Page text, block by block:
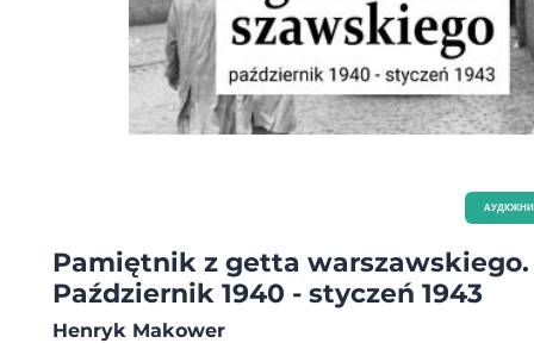
Pamiętnik z getta warszawskiego.
Październik 1940 - styczeń 1943
Henryk Makower